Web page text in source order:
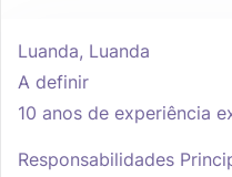
Luanda, Luanda
A definir
10 anos de experiência
Responsabilidades